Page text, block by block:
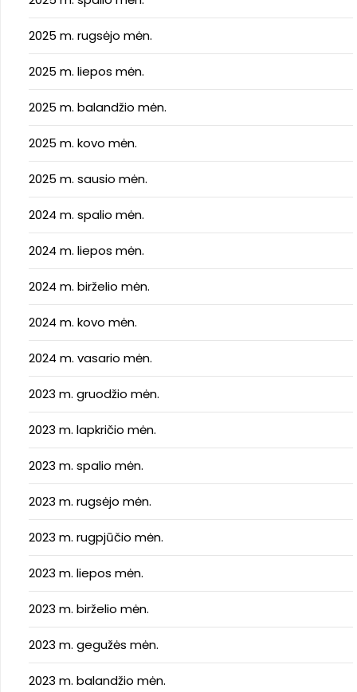
2025 m. rugsėjo mėn.
2025 m. liepos mėn.
2025 m. balandžio mėn.
2025 m. kovo mėn.
2025 m. sausio mėn.
2024 m. spalio mėn.
2024 m. liepos mėn.
2024 m. birželio mėn.
2024 m. kovo mėn.
2024 m. vasario mėn.
2023 m. gruodžio mėn.
2023 m. lapkričio mėn.
2023 m. spalio mėn.
2023 m. rugsėjo mėn.
2023 m. rugpjūčio mėn.
2023 m. liepos mėn.
2023 m. birželio mėn.
2023 m. gegužės mėn.
2023 m. balandžio mėn.